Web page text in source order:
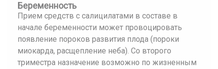
Беременность
Прием средств с салицилатами в составе в
начале беременности может провоцировать
появление пороков развития плода (пороки
миокарда, расщепление неба). Со второго
триместра назначение возможно по жизненным